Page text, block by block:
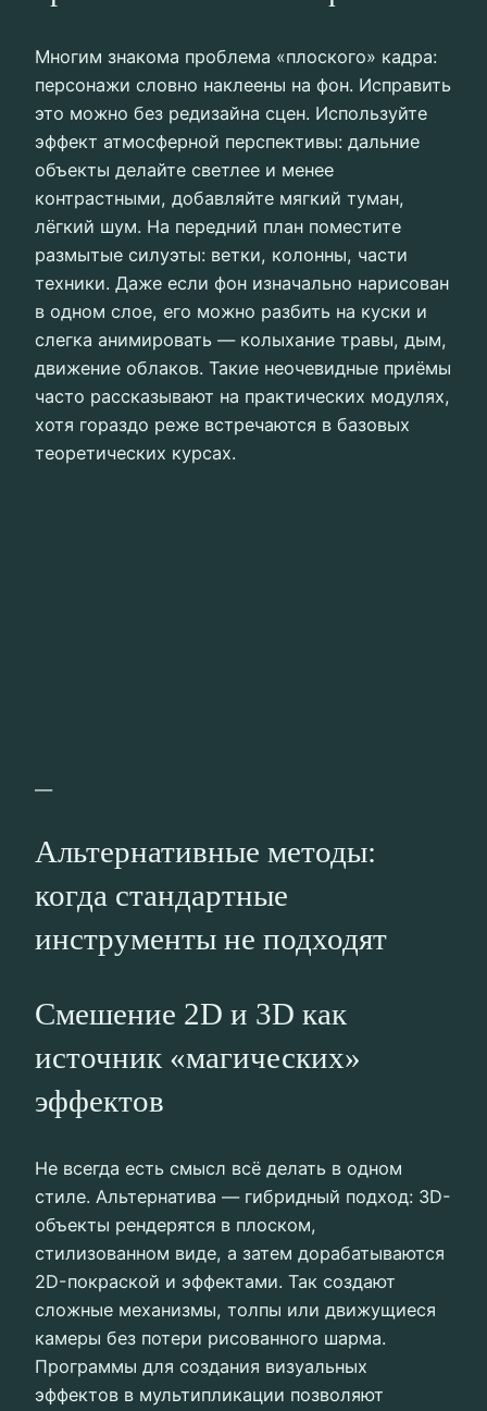
Многим знакома проблема «плоского» кадра:
персонажи словно наклеены на фон. Исправить
это можно без редизайна сцен. Используйте
эффект атмосферной перспективы: дальние
объекты делайте светлее и менее
контрастными, добавляйте мягкий туман,
лёгкий шум. На передний план поместите
размытые силуэты: ветки, колонны, части
техники. Даже если фон изначально нарисован
в одном слое, его можно разбить на куски и
слегка анимировать — колыхание травы, дым,
движение облаков. Такие неочевидные приёмы
часто рассказывают на практических модулях,
хотя гораздо реже встречаются в базовых
теоретических курсах.
—
Альтернативные методы:
когда стандартные
инструменты не подходят
Смешение 2D и 3D как
источник «магических»
эффектов
Не всегда есть смысл всё делать в одном
стиле. Альтернатива — гибридный подход: 3D-
объекты рендерятся в плоском,
стилизованном виде, а затем дорабатываются
2D-покраской и эффектами. Так создают
сложные механизмы, толпы или движущиеся
камеры без потери рисованного шарма.
Программы для создания визуальных
эффектов в мультипликации позволяют